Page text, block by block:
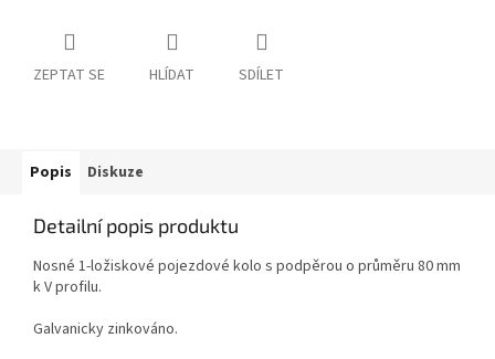
ZEPTAT SE HLÍDAT SDÍLET
Popis Diskuze
Detailní popis produktu
Nosné 1-ložiskové pojezdové kolo s podpěrou o průměru 80 mm
k V profilu.
Galvanicky zinkováno.